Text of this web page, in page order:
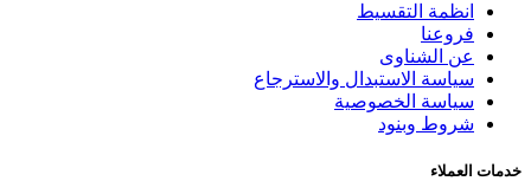
انظمة التقسيط
فروعنا
عن الشناوى
سياسة الاستبدال والاسترجاع
سياسة الخصوصية
شروط وبنود
خدمات العملاء